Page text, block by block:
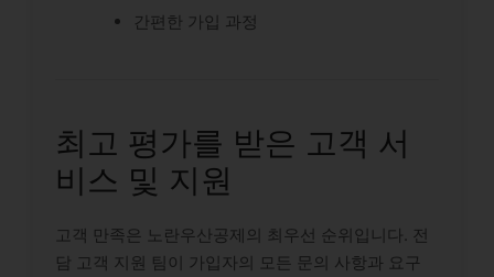
간편한 가입 과정
최고 평가를 받은 고객 서
비스 및 지원
고객 만족은 노란우산공제의 최우선 순위입니다. 전
담 고객 지원 팀이 가입자의 모든 문의 사항과 요구